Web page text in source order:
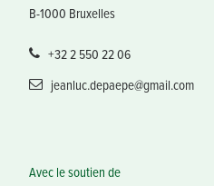
B-1000 Bruxelles
+32 2 550 22 06
jeanluc.depaepe@gmail.com
Avec le soutien de